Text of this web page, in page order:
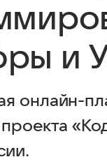
и
онлайн-